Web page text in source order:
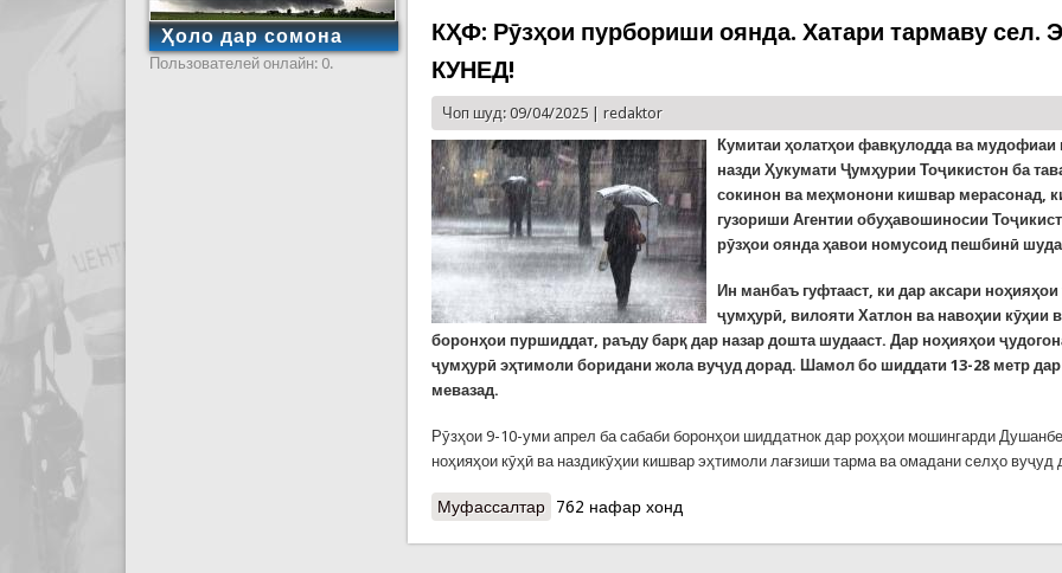
КҲФ: Рӯзҳои пурбориши оянда. Хатари тармаву сел.
КУНЕД!
Чоп шуд: 09/04/2025 |redaktor
Кумитаи ҳолатҳои фавқулодда ва мудофиаи
назди Ҳукумати Ҷумҳурии Тоҷикистон ба
сокинон ва меҳмонони кишвар мерасонад,
гузориши Агентии обуҳавошиносии
рӯзҳои оянда ҳавои номусоид пешбинӣ
Ин манбаъ гуфтааст, ки дар аксари ноҳияҳои
ҷумҳурӣ, вилояти Хатлон ва навоҳии кӯҳии
боронҳои пуршиддат, раъду барқ дар назар дошта шудааст. Дар ноҳияҳои
ҷумҳурӣ эҳтимоли боридани жола вуҷуд дорад. Шамол бо шиддати 13-28 метр дар
мевазад.
Рӯзҳои 9-10-уми апрел ба сабаби боронҳои шиддатнок дар роҳҳои мошингарди
ноҳияҳои кӯҳӣ ва наздикӯҳии кишвар эҳтимоли лағзиши тарма ва омадани селҳо вуҷуд
Муфассалтар о КҲФ: Рӯзҳои пурбориши оянда. Хатари тармаву сел. ЭҲТИЁТ
762 нафар хонд
Ҳоло дар сомона
Пользователей онлайн: 0.